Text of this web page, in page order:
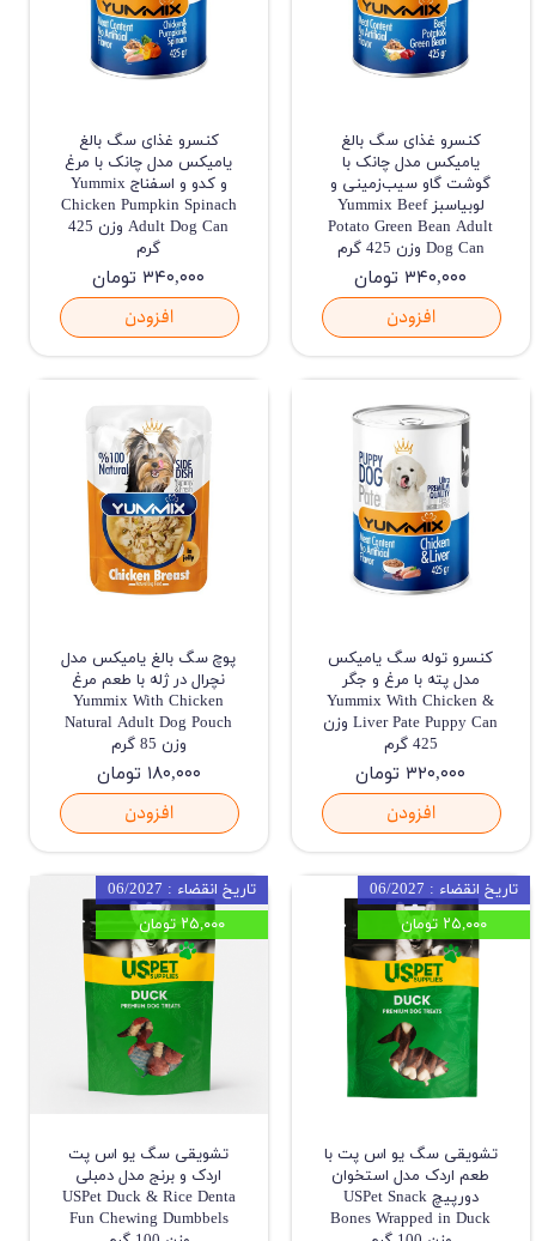
کنسرو غذای سگ بالغ
یامیکس مدل چانک با
گوشت گاو سیب‌زمینی و
لوبیاسبز Yummix Beef
Potato Green Bean Adult
Dog Can وزن 425 گرم
۳۴۰,۰۰۰ تومان
افزودن
کنسرو غذای سگ بالغ
یامیکس مدل چانک با مرغ
و کدو و اسفناج Yummix
Chicken Pumpkin Spinach
Adult Dog Can وزن 425
گرم
۳۴۰,۰۰۰ تومان
افزودن
کنسرو توله سگ یامیکس
مدل پته با مرغ و جگر
Yummix With Chicken &
Liver Pate Puppy Can وزن
425 گرم
۳۲۰,۰۰۰ تومان
افزودن
پوچ سگ بالغ یامیکس مدل
نچرال در ژله با طعم مرغ
Yummix With Chicken
Natural Adult Dog Pouch
وزن 85 گرم
۱۸۰,۰۰۰ تومان
افزودن
تشویقی سگ یو اس پت با
طعم اردک مدل استخوان
دورپیچ USPet Snack
Bones Wrapped in Duck
تاریخ انقضاء : 06/2027
۲۵,۰۰۰ تومان
تشویقی سگ یو اس پت
اردک و برنج مدل دمبلی
USPet Duck & Rice Denta
Fun Chewing Dumbbels
تاریخ انقضاء : 06/2027
۲۵,۰۰۰ تومان